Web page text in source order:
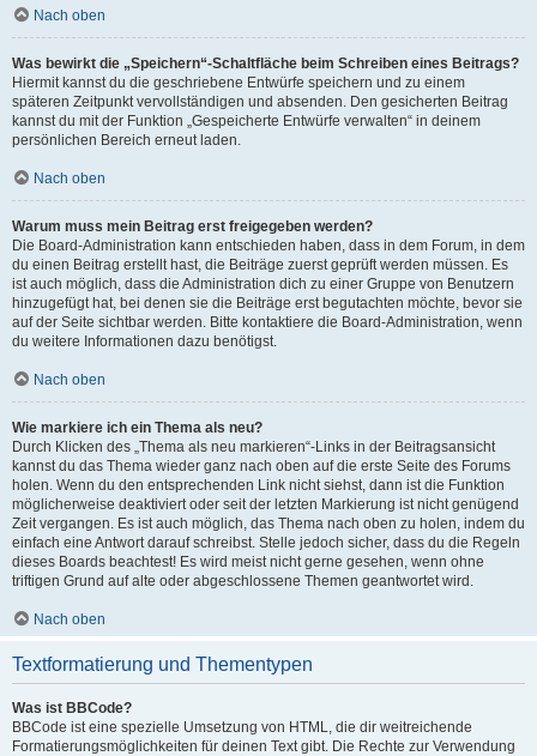
Nach oben
Was bewirkt die „Speichern“-Schaltfläche beim Schreiben eines Beitrags?
Hiermit kannst du die geschriebene Entwürfe speichern und zu einem
späteren Zeitpunkt vervollständigen und absenden. Den gesicherten Beitrag
kannst du mit der Funktion „Gespeicherte Entwürfe verwalten“ in deinem
persönlichen Bereich erneut laden.
Nach oben
Warum muss mein Beitrag erst freigegeben werden?
Die Board-Administration kann entschieden haben, dass in dem Forum, in dem
du einen Beitrag erstellt hast, die Beiträge zuerst geprüft werden müssen. Es
ist auch möglich, dass die Administration dich zu einer Gruppe von Benutzern
hinzugefügt hat, bei denen sie die Beiträge erst begutachten möchte, bevor sie
auf der Seite sichtbar werden. Bitte kontaktiere die Board-Administration, wenn
du weitere Informationen dazu benötigst.
Nach oben
Wie markiere ich ein Thema als neu?
Durch Klicken des „Thema als neu markieren“-Links in der Beitragsansicht
kannst du das Thema wieder ganz nach oben auf die erste Seite des Forums
holen. Wenn du den entsprechenden Link nicht siehst, dann ist die Funktion
möglicherweise deaktiviert oder seit der letzten Markierung ist nicht genügend
Zeit vergangen. Es ist auch möglich, das Thema nach oben zu holen, indem du
einfach eine Antwort darauf schreibst. Stelle jedoch sicher, dass du die Regeln
dieses Boards beachtest! Es wird meist nicht gerne gesehen, wenn ohne
triftigen Grund auf alte oder abgeschlossene Themen geantwortet wird.
Nach oben
Textformatierung und Thementypen
Was ist BBCode?
BBCode ist eine spezielle Umsetzung von HTML, die dir weitreichende
Formatierungsmöglichkeiten für deinen Text gibt. Die Rechte zur Verwendung